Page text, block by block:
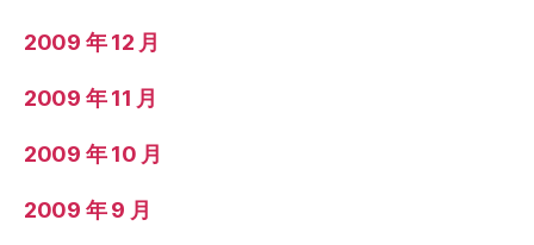
2009 年 12 月
2009 年 11 月
2009 年 10 月
2009 年 9 月